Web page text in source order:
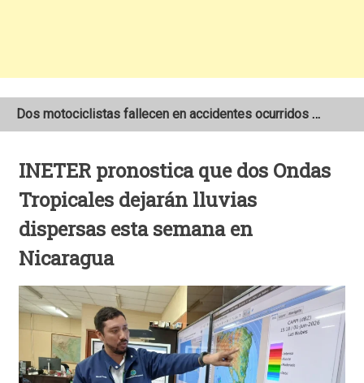
Dos motociclistas fallecen en accidentes ocurridos en la Carretera Nueva a León
NOAA mantiene pronóstico de una temporada de huracanes por debajo de lo normal en el Atlántico
INETER pronostica que dos Ondas
Tropicales dejarán lluvias
dispersas esta semana en
Nicaragua